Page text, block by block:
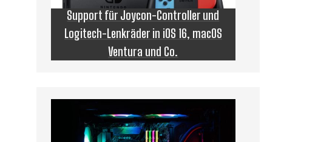
Support für Joycon-Controller und
Logitech-Lenkräder in iOS 16, macOS
Ventura und Co.